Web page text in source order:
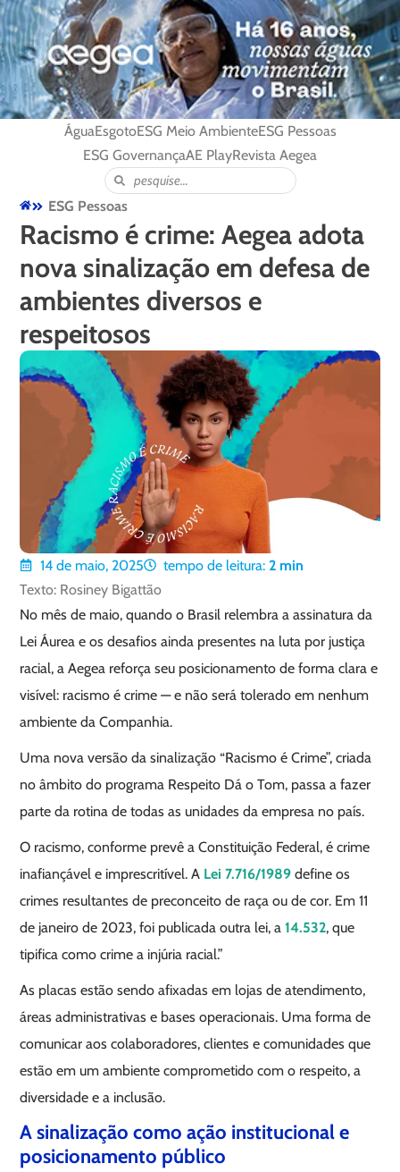
ÁguaEsgotoESG Meio AmbienteESG Pessoas
ESG GovernançaAE PlayRevista Aegea
ESG Pessoas
Racismo é crime: Aegea adota
nova sinalização em defesa de
ambientes diversos e
respeitosos
14 de maio, 2025 tempo de leitura: 2 min
Texto: Rosiney Bigattão
No mês de maio, quando o Brasil relembra a assinatura da
Lei Áurea e os desafios ainda presentes na luta por justiça
racial, a Aegea reforça seu posicionamento de forma clara e
visível: racismo é crime — e não será tolerado em nenhum
ambiente da Companhia.
Uma nova versão da sinalização “Racismo é Crime”, criada
no âmbito do programa Respeito Dá o Tom, passa a fazer
parte da rotina de todas as unidades da empresa no país.
O racismo, conforme prevê a Constituição Federal, é crime
inafiançável e imprescritível. A Lei 7.716/1989 define os
crimes resultantes de preconceito de raça ou de cor. Em 11
de janeiro de 2023, foi publicada outra lei, a14.532, que
tipifica como crime a injúria racial.”
As placas estão sendo afixadas em lojas de atendimento,
áreas administrativas e bases operacionais. Uma forma de
comunicar aos colaboradores, clientes e comunidades que
estão em um ambiente comprometido com o respeito, a
diversidade e a inclusão.
A sinalização como ação institucional e
posicionamento público